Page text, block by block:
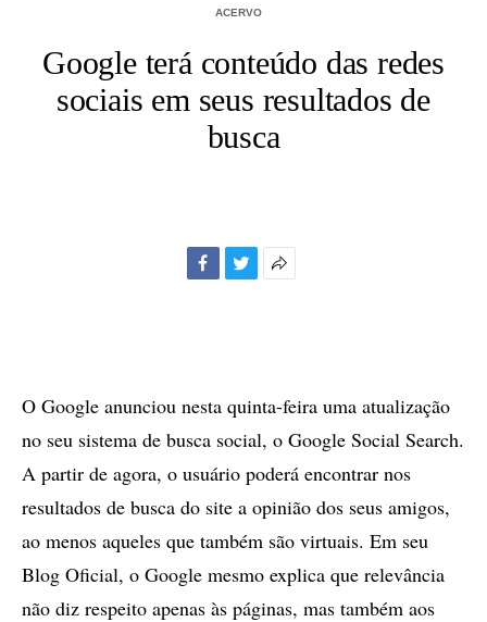
ACERVO
Google terá conteúdo das redes
sociais em seus resultados de
busca
O Google anunciou nesta quinta-feira uma atualização
no seu sistema de busca social, o Google Social Search.
A partir de agora, o usuário poderá encontrar nos
resultados de busca do site a opinião dos seus amigos,
ao menos aqueles que também são virtuais. Em seu
Blog Oficial, o Google mesmo explica que relevância
não diz respeito apenas às páginas, mas também aos